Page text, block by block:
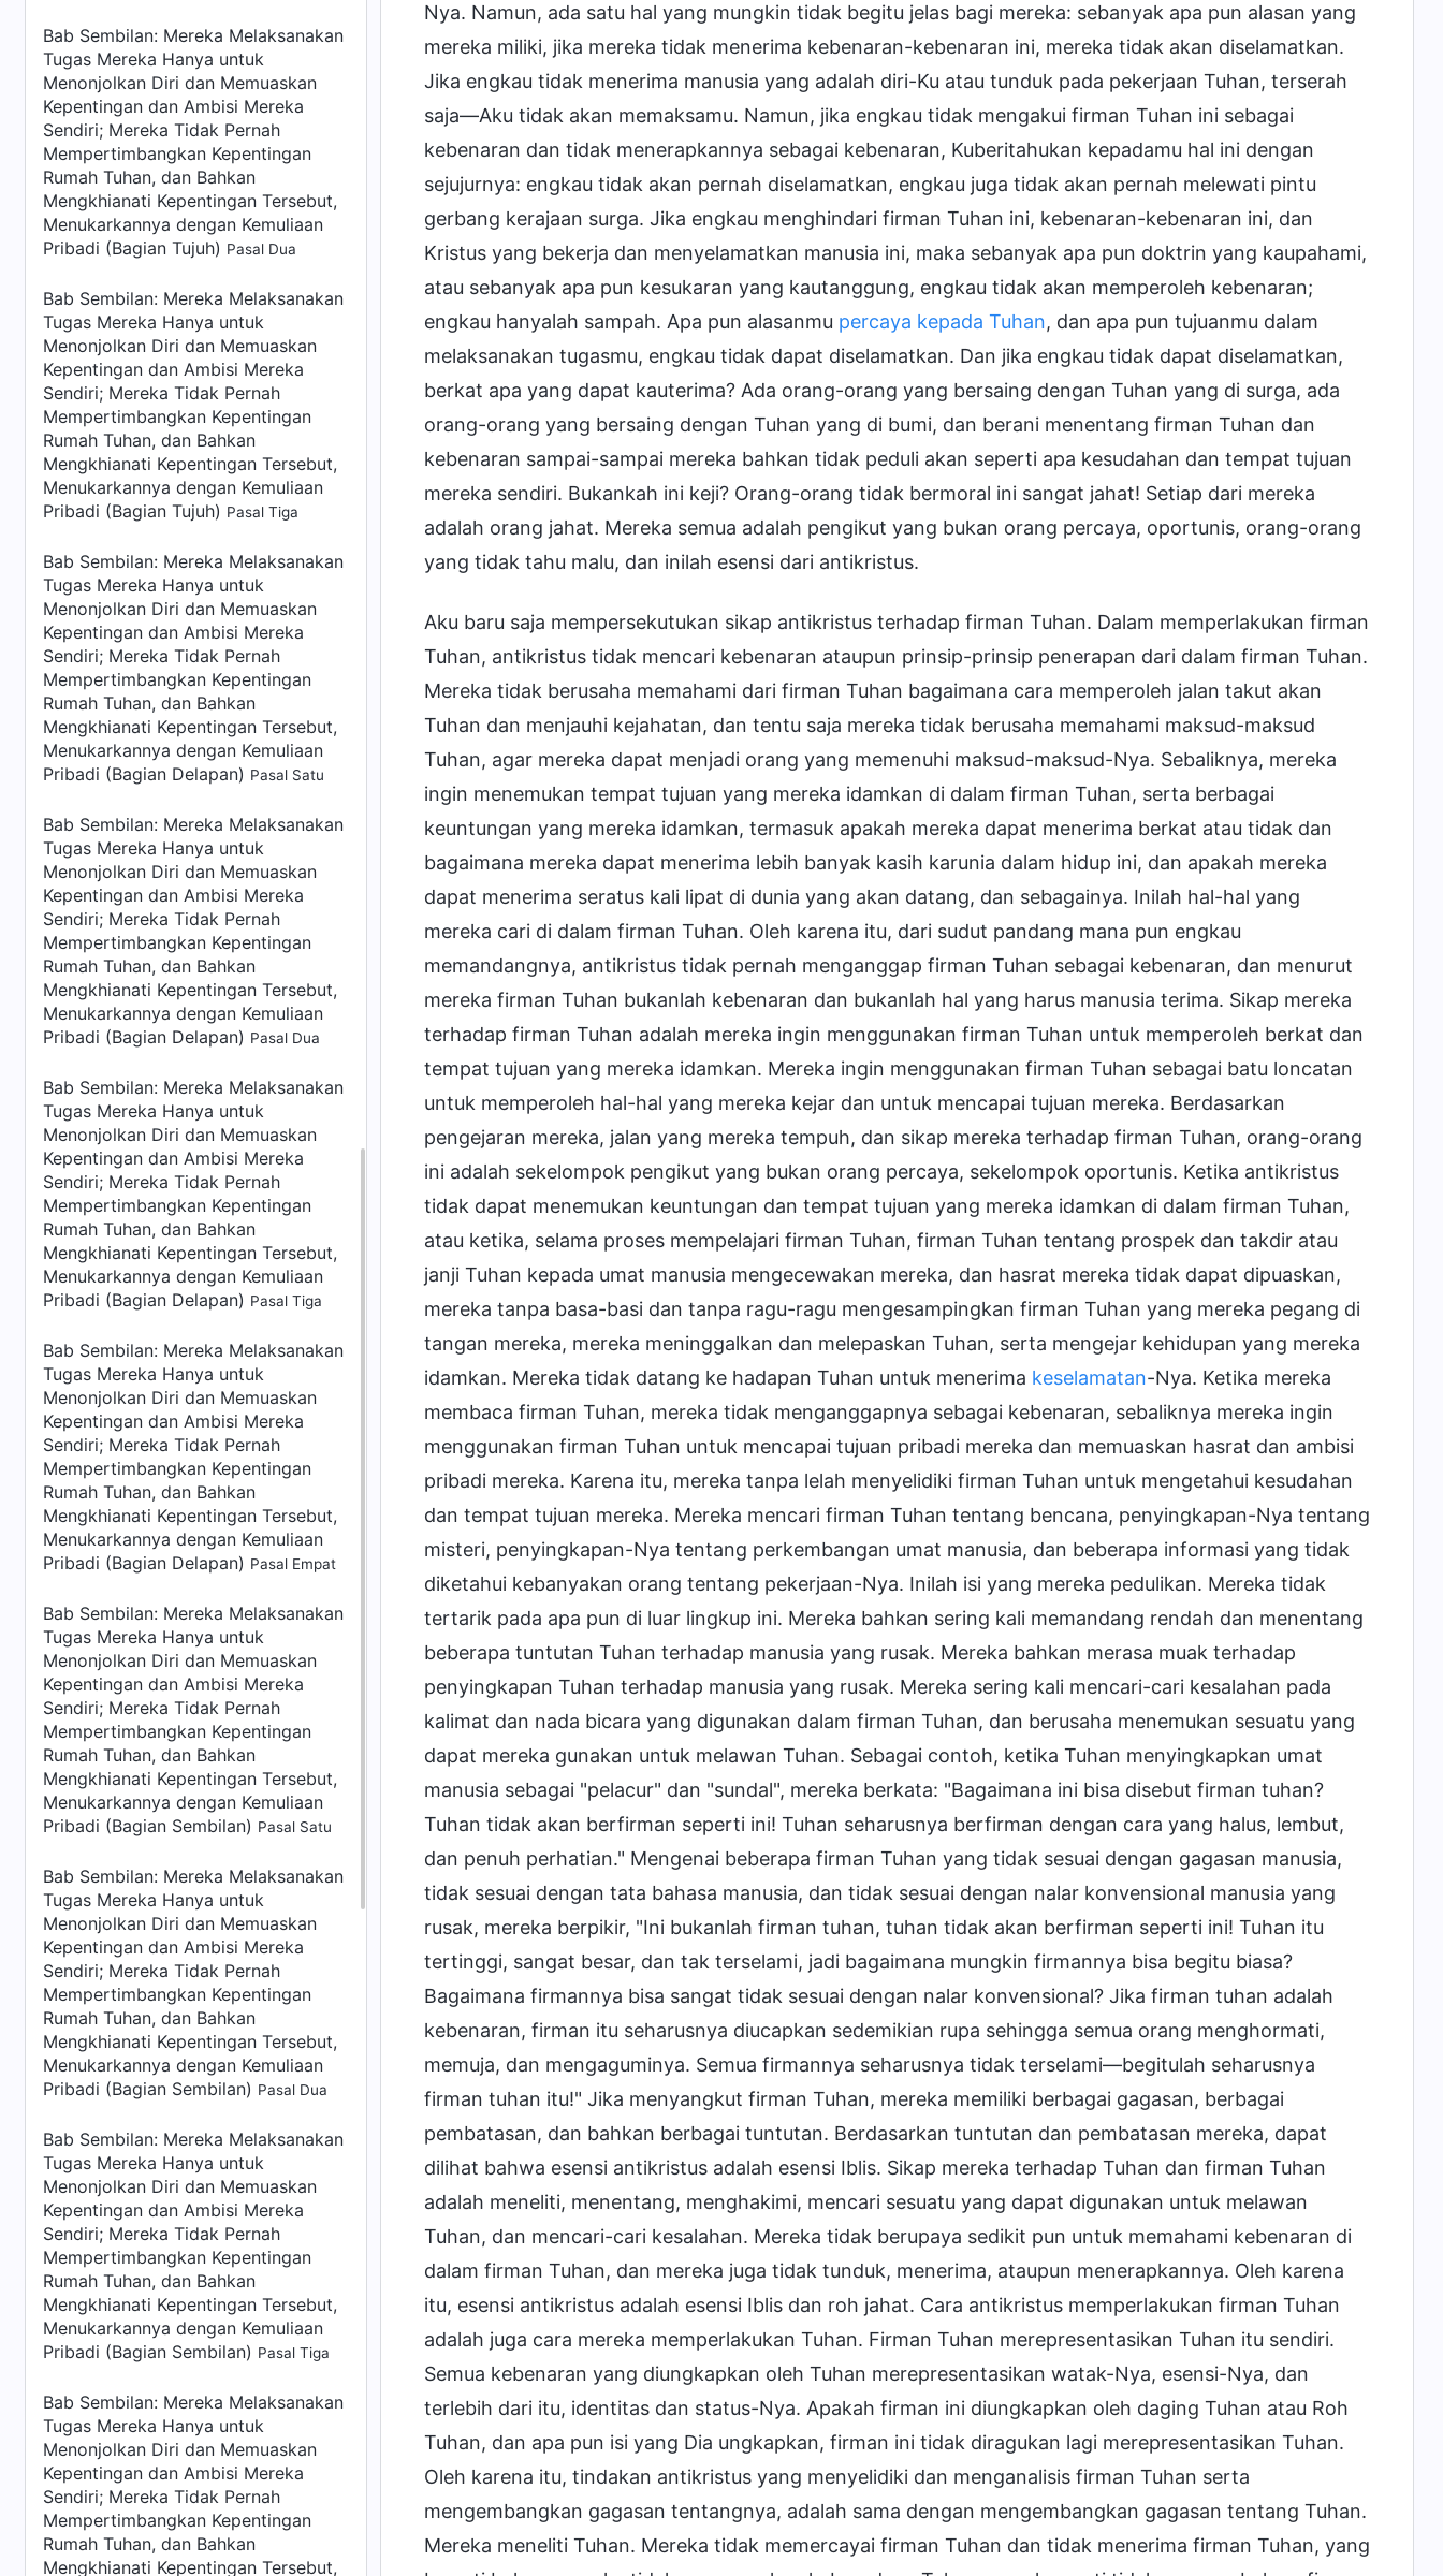
Bab Sembilan: Mereka Melaksanakan
Tugas Mereka Hanya untuk
Menonjolkan Diri dan Memuaskan
Kepentingan dan Ambisi Mereka
Sendiri; Mereka Tidak Pernah
Mempertimbangkan Kepentingan
Rumah Tuhan, dan Bahkan
Mengkhianati Kepentingan Tersebut,
Menukarkannya dengan Kemuliaan
Pribadi (Bagian Tujuh) Pasal Dua
Bab Sembilan: Mereka Melaksanakan
Tugas Mereka Hanya untuk
Menonjolkan Diri dan Memuaskan
Kepentingan dan Ambisi Mereka
Sendiri; Mereka Tidak Pernah
Mempertimbangkan Kepentingan
Rumah Tuhan, dan Bahkan
Mengkhianati Kepentingan Tersebut,
Menukarkannya dengan Kemuliaan
Pribadi (Bagian Tujuh) Pasal Tiga
Bab Sembilan: Mereka Melaksanakan
Tugas Mereka Hanya untuk
Menonjolkan Diri dan Memuaskan
Kepentingan dan Ambisi Mereka
Sendiri; Mereka Tidak Pernah
Mempertimbangkan Kepentingan
Rumah Tuhan, dan Bahkan
Mengkhianati Kepentingan Tersebut,
Menukarkannya dengan Kemuliaan
Pribadi (Bagian Delapan) Pasal Satu
Bab Sembilan: Mereka Melaksanakan
Tugas Mereka Hanya untuk
Menonjolkan Diri dan Memuaskan
Kepentingan dan Ambisi Mereka
Sendiri; Mereka Tidak Pernah
Mempertimbangkan Kepentingan
Rumah Tuhan, dan Bahkan
Mengkhianati Kepentingan Tersebut,
Menukarkannya dengan Kemuliaan
Pribadi (Bagian Delapan) Pasal Dua
Bab Sembilan: Mereka Melaksanakan
Tugas Mereka Hanya untuk
Menonjolkan Diri dan Memuaskan
Kepentingan dan Ambisi Mereka
Sendiri; Mereka Tidak Pernah
Mempertimbangkan Kepentingan
Rumah Tuhan, dan Bahkan
Mengkhianati Kepentingan Tersebut,
Menukarkannya dengan Kemuliaan
Pribadi (Bagian Delapan) Pasal Tiga
Bab Sembilan: Mereka Melaksanakan
Tugas Mereka Hanya untuk
Menonjolkan Diri dan Memuaskan
Kepentingan dan Ambisi Mereka
Sendiri; Mereka Tidak Pernah
Mempertimbangkan Kepentingan
Rumah Tuhan, dan Bahkan
Mengkhianati Kepentingan Tersebut,
Menukarkannya dengan Kemuliaan
Pribadi (Bagian Delapan) Pasal Empat
Bab Sembilan: Mereka Melaksanakan
Tugas Mereka Hanya untuk
Menonjolkan Diri dan Memuaskan
Kepentingan dan Ambisi Mereka
Sendiri; Mereka Tidak Pernah
Mempertimbangkan Kepentingan
Rumah Tuhan, dan Bahkan
Mengkhianati Kepentingan Tersebut,
Menukarkannya dengan Kemuliaan
Pribadi (Bagian Sembilan) Pasal Satu
Bab Sembilan: Mereka Melaksanakan
Tugas Mereka Hanya untuk
Menonjolkan Diri dan Memuaskan
Kepentingan dan Ambisi Mereka
Sendiri; Mereka Tidak Pernah
Mempertimbangkan Kepentingan
Rumah Tuhan, dan Bahkan
Mengkhianati Kepentingan Tersebut,
Menukarkannya dengan Kemuliaan
Pribadi (Bagian Sembilan) Pasal Dua
Bab Sembilan: Mereka Melaksanakan
Tugas Mereka Hanya untuk
Menonjolkan Diri dan Memuaskan
Kepentingan dan Ambisi Mereka
Sendiri; Mereka Tidak Pernah
Mempertimbangkan Kepentingan
Rumah Tuhan, dan Bahkan
Mengkhianati Kepentingan Tersebut,
Menukarkannya dengan Kemuliaan
Pribadi (Bagian Sembilan) Pasal Tiga
Bab Sembilan: Mereka Melaksanakan
Tugas Mereka Hanya untuk
Menonjolkan Diri dan Memuaskan
Kepentingan dan Ambisi Mereka
Sendiri; Mereka Tidak Pernah
Mempertimbangkan Kepentingan
Rumah Tuhan, dan Bahkan
Mengkhianati Kepentingan Tersebut,
Nya. Namun, ada satu hal yang mungkin tidak begitu jelas bagi mereka: sebanyak apa pun alasan yang
mereka miliki, jika mereka tidak menerima kebenaran-kebenaran ini, mereka tidak akan diselamatkan.
Jika engkau tidak menerima manusia yang adalah diri-Ku atau tunduk pada pekerjaan Tuhan, terserah
saja—Aku tidak akan memaksamu. Namun, jika engkau tidak mengakui firman Tuhan ini sebagai
kebenaran dan tidak menerapkannya sebagai kebenaran, Kuberitahukan kepadamu hal ini dengan
sejujurnya: engkau tidak akan pernah diselamatkan, engkau juga tidak akan pernah melewati pintu
gerbang kerajaan surga. Jika engkau menghindari firman Tuhan ini, kebenaran-kebenaran ini, dan
Kristus yang bekerja dan menyelamatkan manusia ini, maka sebanyak apa pun doktrin yang kaupahami,
atau sebanyak apa pun kesukaran yang kautanggung, engkau tidak akan memperoleh kebenaran;
engkau hanyalah sampah. Apa pun alasanmu percaya kepada Tuhan, dan apa pun tujuanmu dalam
melaksanakan tugasmu, engkau tidak dapat diselamatkan. Dan jika engkau tidak dapat diselamatkan,
berkat apa yang dapat kauterima? Ada orang-orang yang bersaing dengan Tuhan yang di surga, ada
orang-orang yang bersaing dengan Tuhan yang di bumi, dan berani menentang firman Tuhan dan
kebenaran sampai-sampai mereka bahkan tidak peduli akan seperti apa kesudahan dan tempat tujuan
mereka sendiri. Bukankah ini keji? Orang-orang tidak bermoral ini sangat jahat! Setiap dari mereka
adalah orang jahat. Mereka semua adalah pengikut yang bukan orang percaya, oportunis, orang-orang
yang tidak tahu malu, dan inilah esensi dari antikristus.
Aku baru saja mempersekutukan sikap antikristus terhadap firman Tuhan. Dalam memperlakukan firman
Tuhan, antikristus tidak mencari kebenaran ataupun prinsip-prinsip penerapan dari dalam firman Tuhan.
Mereka tidak berusaha memahami dari firman Tuhan bagaimana cara memperoleh jalan takut akan
Tuhan dan menjauhi kejahatan, dan tentu saja mereka tidak berusaha memahami maksud-maksud
Tuhan, agar mereka dapat menjadi orang yang memenuhi maksud-maksud-Nya. Sebaliknya, mereka
ingin menemukan tempat tujuan yang mereka idamkan di dalam firman Tuhan, serta berbagai
keuntungan yang mereka idamkan, termasuk apakah mereka dapat menerima berkat atau tidak dan
bagaimana mereka dapat menerima lebih banyak kasih karunia dalam hidup ini, dan apakah mereka
dapat menerima seratus kali lipat di dunia yang akan datang, dan sebagainya. Inilah hal-hal yang
mereka cari di dalam firman Tuhan. Oleh karena itu, dari sudut pandang mana pun engkau
memandangnya, antikristus tidak pernah menganggap firman Tuhan sebagai kebenaran, dan menurut
mereka firman Tuhan bukanlah kebenaran dan bukanlah hal yang harus manusia terima. Sikap mereka
terhadap firman Tuhan adalah mereka ingin menggunakan firman Tuhan untuk memperoleh berkat dan
tempat tujuan yang mereka idamkan. Mereka ingin menggunakan firman Tuhan sebagai batu loncatan
untuk memperoleh hal-hal yang mereka kejar dan untuk mencapai tujuan mereka. Berdasarkan
pengejaran mereka, jalan yang mereka tempuh, dan sikap mereka terhadap firman Tuhan, orang-orang
ini adalah sekelompok pengikut yang bukan orang percaya, sekelompok oportunis. Ketika antikristus
tidak dapat menemukan keuntungan dan tempat tujuan yang mereka idamkan di dalam firman Tuhan,
atau ketika, selama proses mempelajari firman Tuhan, firman Tuhan tentang prospek dan takdir atau
janji Tuhan kepada umat manusia mengecewakan mereka, dan hasrat mereka tidak dapat dipuaskan,
mereka tanpa basa-basi dan tanpa ragu-ragu mengesampingkan firman Tuhan yang mereka pegang di
tangan mereka, mereka meninggalkan dan melepaskan Tuhan, serta mengejar kehidupan yang mereka
idamkan. Mereka tidak datang ke hadapan Tuhan untuk menerima keselamatan-Nya. Ketika mereka
membaca firman Tuhan, mereka tidak menganggapnya sebagai kebenaran, sebaliknya mereka ingin
menggunakan firman Tuhan untuk mencapai tujuan pribadi mereka dan memuaskan hasrat dan ambisi
pribadi mereka. Karena itu, mereka tanpa lelah menyelidiki firman Tuhan untuk mengetahui kesudahan
dan tempat tujuan mereka. Mereka mencari firman Tuhan tentang bencana, penyingkapan-Nya tentang
misteri, penyingkapan-Nya tentang perkembangan umat manusia, dan beberapa informasi yang tidak
diketahui kebanyakan orang tentang pekerjaan-Nya. Inilah isi yang mereka pedulikan. Mereka tidak
tertarik pada apa pun di luar lingkup ini. Mereka bahkan sering kali memandang rendah dan menentang
beberapa tuntutan Tuhan terhadap manusia yang rusak. Mereka bahkan merasa muak terhadap
penyingkapan Tuhan terhadap manusia yang rusak. Mereka sering kali mencari-cari kesalahan pada
kalimat dan nada bicara yang digunakan dalam firman Tuhan, dan berusaha menemukan sesuatu yang
dapat mereka gunakan untuk melawan Tuhan. Sebagai contoh, ketika Tuhan menyingkapkan umat
manusia sebagai "pelacur" dan "sundal", mereka berkata: "Bagaimana ini bisa disebut firman tuhan?
Tuhan tidak akan berfirman seperti ini! Tuhan seharusnya berfirman dengan cara yang halus, lembut,
dan penuh perhatian." Mengenai beberapa firman Tuhan yang tidak sesuai dengan gagasan manusia,
tidak sesuai dengan tata bahasa manusia, dan tidak sesuai dengan nalar konvensional manusia yang
rusak, mereka berpikir, "Ini bukanlah firman tuhan, tuhan tidak akan berfirman seperti ini! Tuhan itu
tertinggi, sangat besar, dan tak terselami, jadi bagaimana mungkin firmannya bisa begitu biasa?
Bagaimana firmannya bisa sangat tidak sesuai dengan nalar konvensional? Jika firman tuhan adalah
kebenaran, firman itu seharusnya diucapkan sedemikian rupa sehingga semua orang menghormati,
memuja, dan mengaguminya. Semua firmannya seharusnya tidak terselami—begitulah seharusnya
firman tuhan itu!" Jika menyangkut firman Tuhan, mereka memiliki berbagai gagasan, berbagai
pembatasan, dan bahkan berbagai tuntutan. Berdasarkan tuntutan dan pembatasan mereka, dapat
dilihat bahwa esensi antikristus adalah esensi Iblis. Sikap mereka terhadap Tuhan dan firman Tuhan
adalah meneliti, menentang, menghakimi, mencari sesuatu yang dapat digunakan untuk melawan
Tuhan, dan mencari-cari kesalahan. Mereka tidak berupaya sedikit pun untuk memahami kebenaran di
dalam firman Tuhan, dan mereka juga tidak tunduk, menerima, ataupun menerapkannya. Oleh karena
itu, esensi antikristus adalah esensi Iblis dan roh jahat. Cara antikristus memperlakukan firman Tuhan
adalah juga cara mereka memperlakukan Tuhan. Firman Tuhan merepresentasikan Tuhan itu sendiri.
Semua kebenaran yang diungkapkan oleh Tuhan merepresentasikan watak-Nya, esensi-Nya, dan
terlebih dari itu, identitas dan status-Nya. Apakah firman ini diungkapkan oleh daging Tuhan atau Roh
Tuhan, dan apa pun isi yang Dia ungkapkan, firman ini tidak diragukan lagi merepresentasikan Tuhan.
Oleh karena itu, tindakan antikristus yang menyelidiki dan menganalisis firman Tuhan serta
mengembangkan gagasan tentangnya, adalah sama dengan mengembangkan gagasan tentang Tuhan.
Mereka meneliti Tuhan. Mereka tidak memercayai firman Tuhan dan tidak menerima firman Tuhan, yang